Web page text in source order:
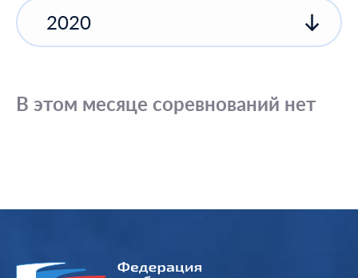
2020
В этом месяце соревнований нет